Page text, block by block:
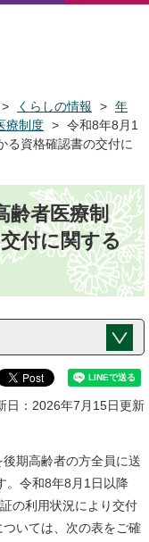
> くらしの情報 > 年
療制度 > 令和8年8月1
る資格確認書の交付に
齢者医療制
付に関する
日：2026年7月15日更新
期高齢者の方全員に送
。令和8年8月1日以降
の利用状況により交付
いては、次の表をご確